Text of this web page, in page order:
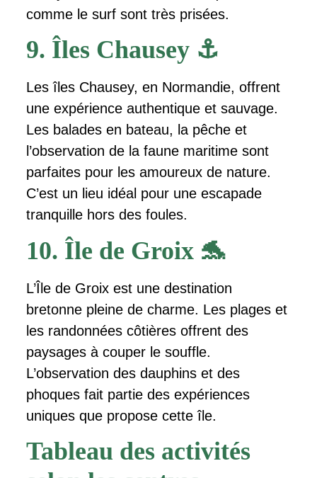
comme le surf sont très prisées.
9. Îles Chausey ⚓
Les îles Chausey, en Normandie, offrent
une expérience authentique et sauvage.
Les balades en bateau, la pêche et
l’observation de la faune maritime sont
parfaites pour les amoureux de nature.
C’est un lieu idéal pour une escapade
tranquille hors des foules.
10. Île de Groix 🐬
L’Île de Groix est une destination
bretonne pleine de charme. Les plages et
les randonnées côtières offrent des
paysages à couper le souffle.
L’observation des dauphins et des
phoques fait partie des expériences
uniques que propose cette île.
Tableau des activités